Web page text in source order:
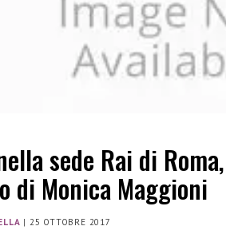
sede Rai di
di Monica Maggioni
| 25 OTTOBRE 2017